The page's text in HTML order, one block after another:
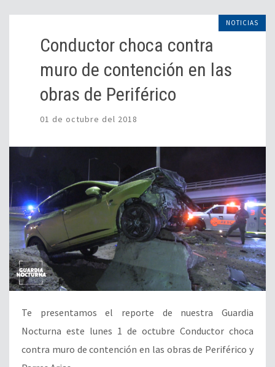
NOTICIAS
Conductor choca contra
muro de contención en las
obras de Periférico
01 de octubre del 2018
Te presentamos el reporte de nuestra Guardia
Nocturna este lunes 1 de octubre Conductor choca
contra muro de contención en las obras de Periférico y